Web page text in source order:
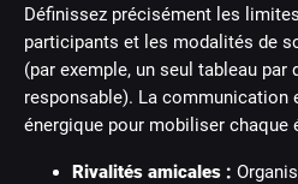
Définissez précisément les
participants et les modalités de
(par exemple, un seul tableau par
responsable). La communication
énergique pour mobiliser chaque
Rivalités amicales :